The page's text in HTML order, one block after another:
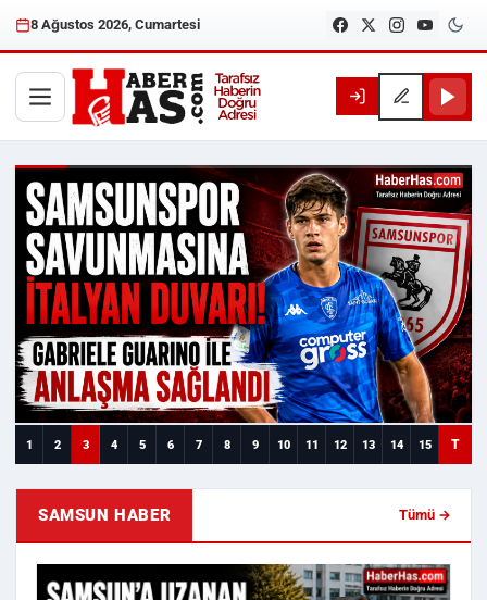
8 Ağustos 2026, Cumartesi
Haberhas — Samsun Son
1 2 3 4 5 6 7 8 9 10 11 12 13 14 15 T
SAMSUN HABER Tümü →